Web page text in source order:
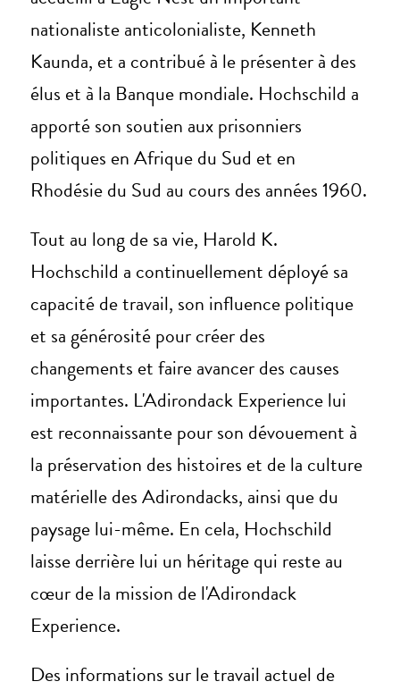
nationaliste anticolonialiste, Kenneth
Kaunda, et a contribué à le présenter à des
élus et à la Banque mondiale. Hochschild a
apporté son soutien aux prisonniers
politiques en Afrique du Sud et en
Rhodésie du Sud au cours des années 1960.
Tout au long de sa vie, Harold K.
Hochschild a continuellement déployé sa
capacité de travail, son influence politique
et sa générosité pour créer des
changements et faire avancer des causes
importantes. L'Adirondack Experience lui
est reconnaissante pour son dévouement à
la préservation des histoires et de la culture
matérielle des Adirondacks, ainsi que du
paysage lui-même. En cela, Hochschild
laisse derrière lui un héritage qui reste au
cœur de la mission de l'Adirondack
Experience.
Des informations sur le travail actuel de